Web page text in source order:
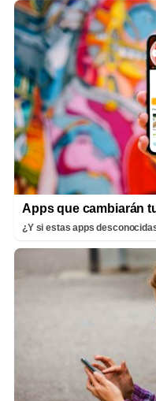
Apps que cambiarán
¿Y si estas apps